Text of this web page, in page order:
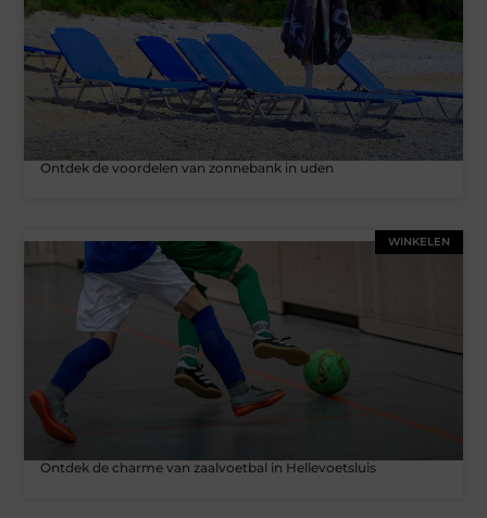
Ontdek de voordelen van zonnebank in uden
WINKELEN
Ontdek de charme van zaalvoetbal in Hellevoetsluis